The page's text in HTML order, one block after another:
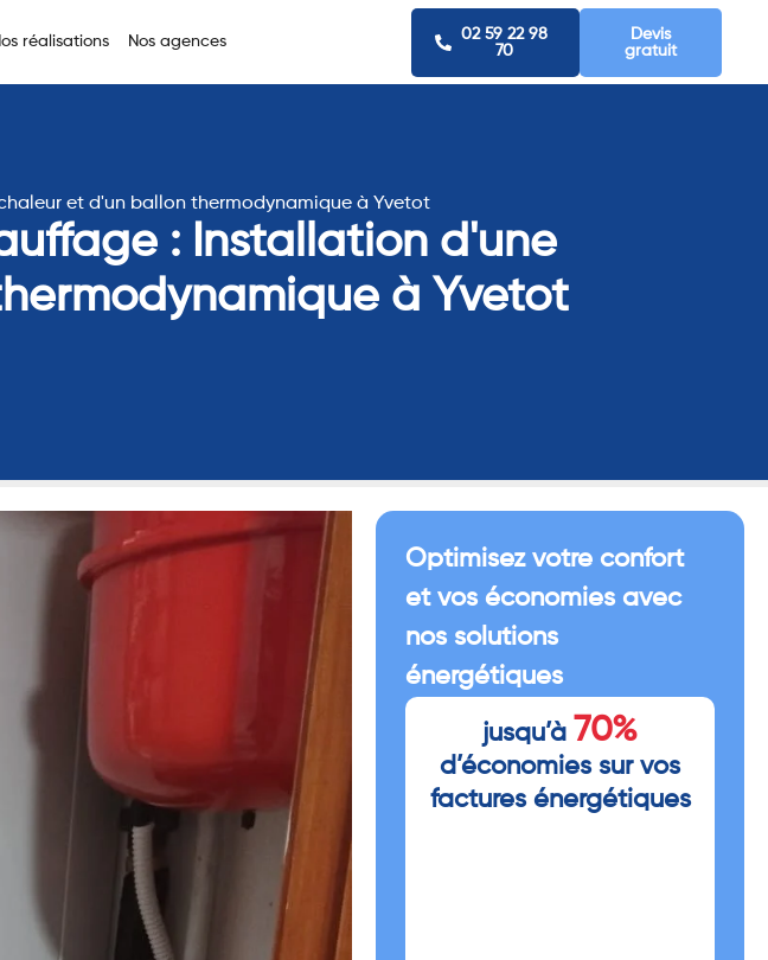
réalisations Nos agences
02 59 22 98
70
Devis
gratuit
et d'un ballon thermodynamique à Yvetot
: Installation d'une
à Yvetot
Optimisez votre confort
et vos économies avec
nos solutions
énergétiques
jusqu’à 70%
d’économies sur vos
factures énergétiques